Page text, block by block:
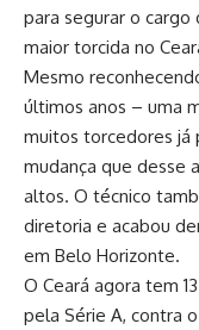
para segurar o cargo
maior torcida no
Mesmo
últimos anos – uma
muitos torcedores já
mudança que desse
altos. O técnico
diretoria e acabou
em Belo Horizonte.
O Ceará agora tem
pela Série A, contra